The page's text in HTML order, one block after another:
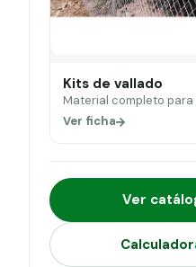
Kits de vallado
Material completo para
Ver ficha
Ver